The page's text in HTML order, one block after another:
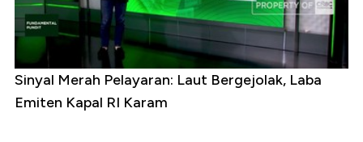
Sinyal Merah Pelayaran: Laut Bergejolak, Laba
Emiten Kapal RI Karam